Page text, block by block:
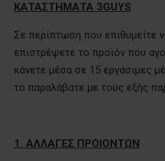
ΚΑΤΑΣΤΗΜΑΤΑ 3GUYS
Σε περίπτωση που επιθυμείτε
επιστρέψετε το προϊόν που
κάνετε μέσα σε 15 εργάσιμες
το παραλάβατε με τους εξής
1. ΑΛΛΑΓΕΣ ΠΡΟΙΟΝΤΩΝ